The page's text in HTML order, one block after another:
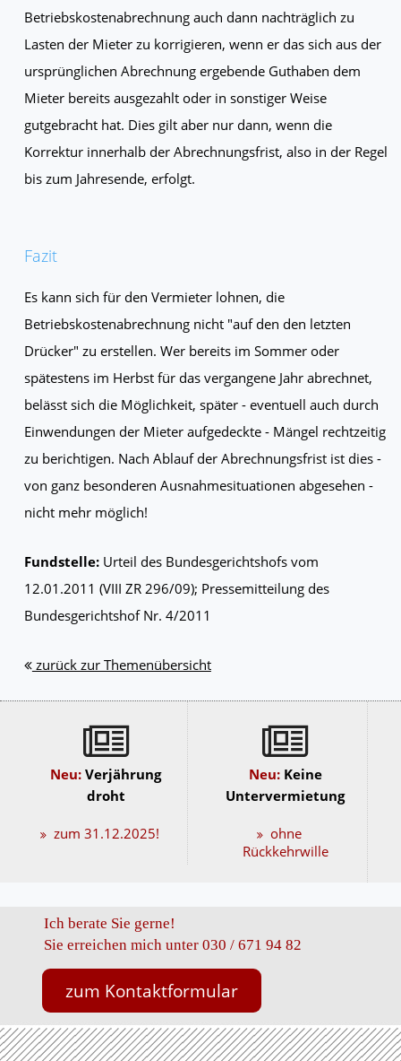
Betriebskostenabrechnung auch dann nachträglich zu
Lasten der Mieter zu korrigieren, wenn er das sich aus der
ursprünglichen Abrechnung ergebende Guthaben dem
Mieter bereits ausgezahlt oder in sonstiger Weise
gutgebracht hat. Dies gilt aber nur dann, wenn die
Korrektur innerhalb der Abrechnungsfrist, also in der Regel
bis zum Jahresende, erfolgt.
Fazit
Es kann sich für den Vermieter lohnen, die
Betriebskostenabrechnung nicht "auf den den letzten
Drücker" zu erstellen. Wer bereits im Sommer oder
spätestens im Herbst für das vergangene Jahr abrechnet,
belässt sich die Möglichkeit, später - eventuell auch durch
Einwendungen der Mieter aufgedeckte - Mängel rechtzeitig
zu berichtigen. Nach Ablauf der Abrechnungsfrist ist dies -
von ganz besonderen Ausnahmesituationen abgesehen -
nicht mehr möglich!
Fundstelle: Urteil des Bundesgerichtshofs vom
12.01.2011 (VIII ZR 296/09); Pressemitteilung des
Bundesgerichtshof Nr. 4/2011
zurück zur Themenübersicht
Neu:Verjährung
droht
zum 31.12.2025!
Neu: Keine
Untervermietung
ohne
Rückkehrwille
Ich berate Sie gerne!
Sie erreichen mich unter 030 / 671 94 82
zum Kontaktformular